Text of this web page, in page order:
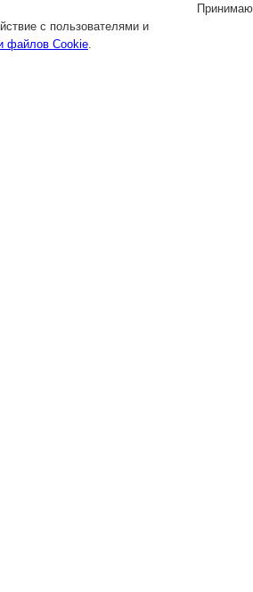
с пользователями и
файлов Cookie.
Принимаю